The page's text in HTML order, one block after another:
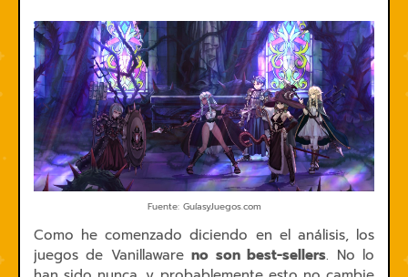
Fuente: GuíasyJuegos.com
Como he comenzado diciendo en el análisis, los
juegos de Vanillawareno son best-sellers. No lo